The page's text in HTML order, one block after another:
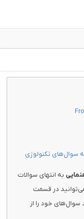
به انتهای سوالات
در قسمت
سوال‌های خود را از